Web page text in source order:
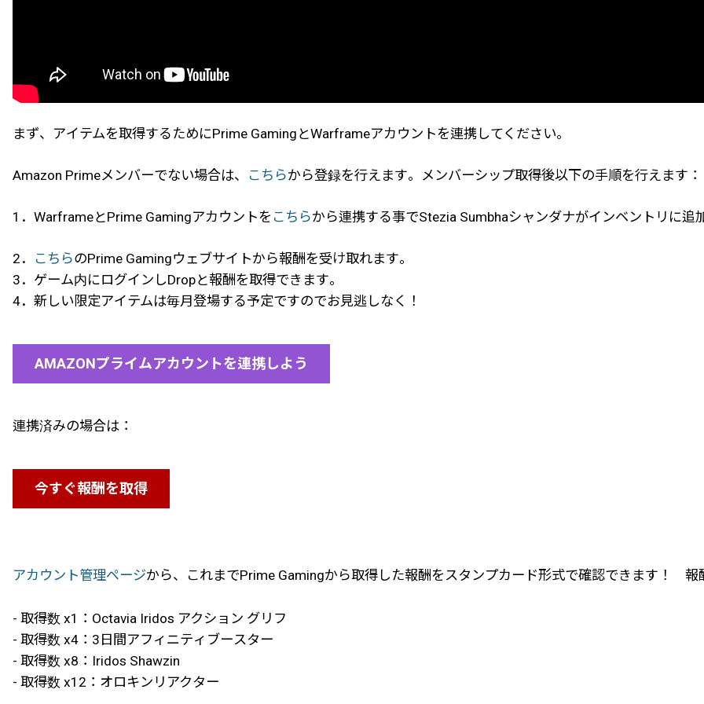
まず、アイテムを取得するためにPrime GamingとWarframeアカウントを連携してください。
Amazon Primeメンバーでない場合は、 こちらから登録を行えます。メンバーシップ取得後以下の手順を行えます：
1．WarframeとPrime Gamingアカウントを こちらから連携する事でStezia Sumbhaシャンダナがインベントリに追
2． こちらのPrime Gamingウェブサイトから報酬を受け取れます。
3．ゲーム内にログインしDropと報酬を取得できます。
4．新しい限定アイテムは毎月登場する予定ですのでお見逃しなく！
AMAZONプライムアカウントを連携しよう
連携済みの場合は：
今すぐ報酬を取得
アカウント管理ページから、これまでPrime Gamingから取得した報酬をスタンプカード形式で確認できます！ 報
- 取得数 x1：Octavia Iridos アクション グリフ
- 取得数 x4：3日間アフィニティブースター
- 取得数 x8：Iridos Shawzin
- 取得数 x12：オロキンリアクター